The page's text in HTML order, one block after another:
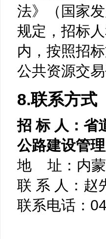
法》（国家
规定，招标
内，按照招
公共资源交
8.联系方式
招 标 人：省
公路建设管
地 址：内蒙
联 系 人：赵
联系电话：